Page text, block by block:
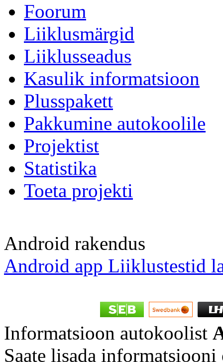
Foorum
Liiklusmärgid
Liiklusseadus
Kasulik informatsioon
Plusspakett
Pakkumine autokoolile
Projektist
Statistika
Toeta projekti
Android rakendus
Android app Liiklustestid
Informatsioon autokoolist
Saate lisada